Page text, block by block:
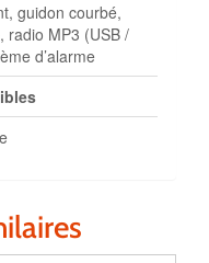
guidon courbé,
radio MP3 (USB /
d’alarme